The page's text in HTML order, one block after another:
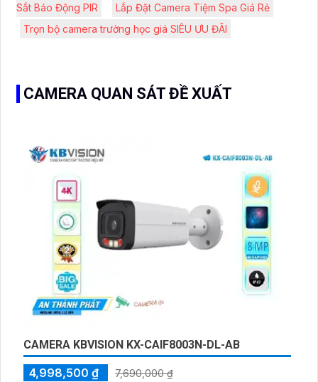
Sắt Báo Động PIR
Lắp Đặt Camera Tiệm Spa Giá Rẻ
Trọn bộ camera trường học giá SIÊU ƯU ĐÃI
CAMERA QUAN SÁT ĐỀ XUẤT
CAMERA KBVISION KX-CAIF8003N-DL-AB
4,998,500 ₫
7,690,000 ₫